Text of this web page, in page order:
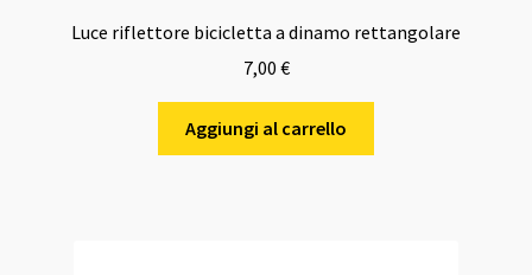
Luce riflettore bicicletta a dinamo rettangolare
7,00 €
Aggiungi al carrello